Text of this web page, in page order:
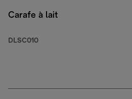
Carafe à lait
DLSC010